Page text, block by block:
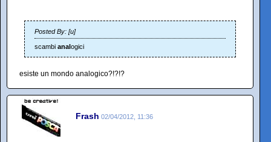
Posted By: [u]
scambi analogici
esiste un mondo analogico?!?!?
Frash 02/04/2012, 11:36